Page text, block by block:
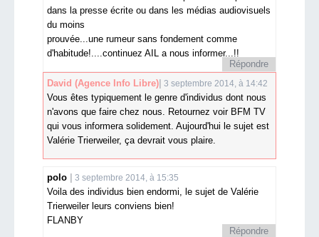
dans la presse écrite ou dans les médias audiovisuels
du moins
prouvée...une rumeur sans fondement comme
d'habitude!....continuez AIL a nous informer...!!
Répondre
David (Agence Info Libre) 3 septembre 2014, à 14:42
Vous êtes typiquement le genre d'individus dont nous
n'avons que faire chez nous. Retournez voir BFM TV
qui vous informera solidement. Aujourd'hui le sujet est
Valérie Trierweiler, ça devrait vous plaire.
polo 3 septembre 2014, à 15:35
Voila des individus bien endormi, le sujet de Valérie
Trierweiler leurs conviens bien!
FLANBY
Répondre